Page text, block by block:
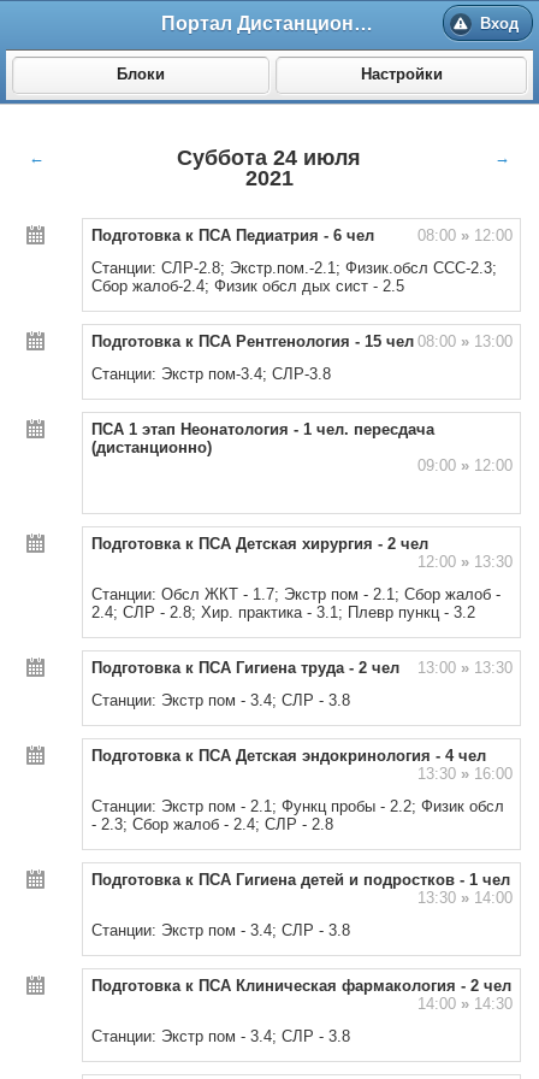
Портал Дистанционного обучения ВолгГМУ Вход
Блоки Настройки
←
Суббота 24 июля
2021
→
Подготовка к ПСА Педиатрия - 6 чел 08:00 »12:00
Станции: СЛР-2.8; Экстр.пом.-2.1; Физик.обсл ССС-2.3;
Сбор жалоб-2.4; Физик обсл дых сист - 2.5
Подготовка к ПСА Рентгенология - 15 чел 08:00 »13:00
Станции: Экстр пом-3.4; СЛР-3.8
ПСА 1 этап Неонатология - 1 чел. пересдача
(дистанционно)
09:00 »12:00
Подготовка к ПСА Детская хирургия - 2 чел
12:00 »13:30
Станции: Обсл ЖКТ - 1.7; Экстр пом - 2.1; Сбор жалоб -
2.4; СЛР - 2.8; Хир. практика - 3.1; Плевр пункц - 3.2
Подготовка к ПСА Гигиена труда - 2 чел 13:00 »13:30
Станции: Экстр пом - 3.4; СЛР - 3.8
Подготовка к ПСА Детская эндокринология - 4 чел
13:30 »16:00
Станции: Экстр пом - 2.1; Функц пробы - 2.2; Физик обсл
- 2.3; Сбор жалоб - 2.4; СЛР - 2.8
Подготовка к ПСА Гигиена детей и подростков - 1 чел
13:30 »14:00
Станции: Экстр пом - 3.4; СЛР - 3.8
Подготовка к ПСА Клиническая фармакология - 2 чел
14:00 »14:30
Станции: Экстр пом - 3.4; СЛР - 3.8